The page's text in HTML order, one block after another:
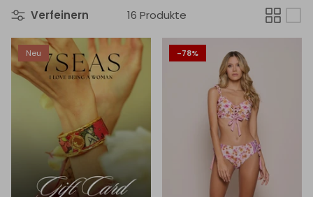
Verfeinern 16 Produkte
Neu -78%